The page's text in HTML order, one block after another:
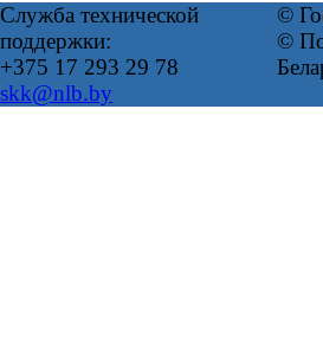
Служба технической
поддержки:
+375 17 293 29 78
skk@nlb.by
©
©